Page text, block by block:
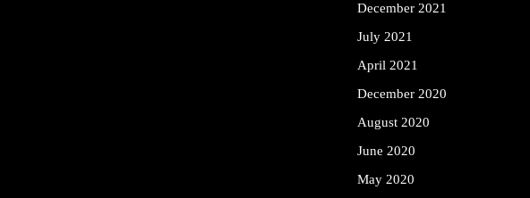
December 2021
July 2021
April 2021
December 2020
August 2020
June 2020
May 2020